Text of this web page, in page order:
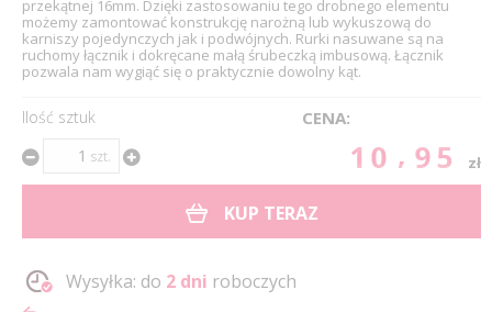
przekątnej 16mm. Dzięki zastosowaniu tego drobnego elementu
możemy zamontować konstrukcję narożną lub wykuszową do
karniszy pojedynczych jak i podwójnych. Rurki nasuwane są na
ruchomy łącznik i dokręcane małą śrubeczką imbusową. Łącznik
pozwala nam wygiąć się o praktycznie dowolny kąt.
Ilość sztuk
szt.
CENA:
10.95 zł
KUP TERAZ
Wysyłka: do 2 dni roboczych